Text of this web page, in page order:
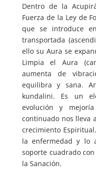
Dentro de la
Fuerza de la Ley de
que se introduce
transportada
ello su Aura se
Limpia el Aura
aumenta de
equilibra y sana.
kundalini. Es un
evolución y
continuado nos lleva
crecimiento
la enfermedad y lo
soporte cuadrado
la Sanación.